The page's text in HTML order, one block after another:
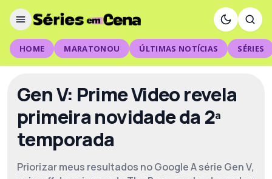
HOME MARATONOU ÚLTIMAS NOTÍCIAS SÉRIES
Gen V: Prime Video revela
primeira novidade da 2ª
temporada
Priorizar meus resultados no Google A série Gen V,